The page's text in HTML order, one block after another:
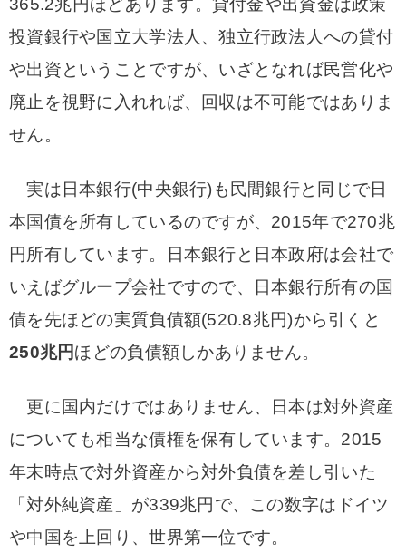
365.2兆円ほどあります。貸付金や出資金は政策
投資銀行や国立大学法人、独立行政法人への貸付
や出資ということですが、いざとなれば民営化や
廃止を視野に入れれば、回収は不可能ではありま
せん。
実は日本銀行(中央銀行)も民間銀行と同じで日
本国債を所有しているのですが、2015年で270兆
円所有しています。日本銀行と日本政府は会社で
いえばグループ会社ですので、日本銀行所有の国
債を先ほどの実質負債額(520.8兆円)から引くと
250兆円ほどの負債額しかありません。
更に国内だけではありません、日本は対外資産
についても相当な債権を保有しています。2015
年末時点で対外資産から対外負債を差し引いた
「対外純資産」が339兆円で、この数字はドイツ
や中国を上回り、世界第一位です。